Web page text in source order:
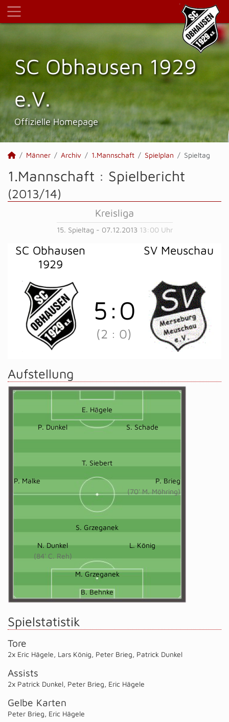
SC Obhausen 1929
e.V.
Offizielle Homepage
Männer Archiv 1.Mannschaft Spielplan Spieltag
1.Mannschaft : Spielbericht
(2013/14)
Kreisliga
15. Spieltag - 07.12.2013 13:00 Uhr
SC Obhausen
1929
SV Meuschau
5 : 0
(2 : 0)
Aufstellung
E. Hägele
P. Dunkel
S. Schade
T. Siebert
P. Malke
P. Brieg
(70' M. Möhring)
S. Grzeganek
N. Dunkel
(84' C. Reh)
L. König
M. Grzeganek
B. Behnke
Spielstatistik
Tore
2x Eric Hägele, Lars König, Peter Brieg, Patrick Dunkel
Assists
2x Patrick Dunkel, Peter Brieg, Eric Hägele
Gelbe Karten
Peter Brieg, Eric Hägele